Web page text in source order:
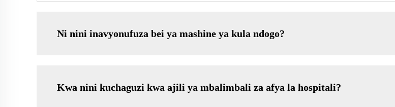
Ni nini inavyonufuza bei ya mashine ya kula ndogo?
Kwa nini kuchaguzi kwa ajili ya mbalimbali za afya la hospitali?